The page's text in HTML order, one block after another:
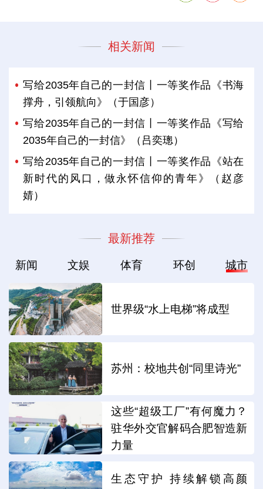
相关新闻
写给2035年自己的一封信丨一等奖作品《书海
撑舟，引领航向》（于国彦）
写给2035年自己的一封信丨一等奖作品《写给
2035年自己的一封信》（吕奕璁）
写给2035年自己的一封信丨一等奖作品《站在
新时代的风口，做永怀信仰的青年》（赵彦
婧）
最新推荐
新闻 文娱 体育 环创 城市
世界级“水上电梯”将成型
苏州：校地共创“同里诗光”
这些“超级工厂”有何魔力？
驻华外交官解码合肥智造新
力量
生态守护 持续解锁高颜